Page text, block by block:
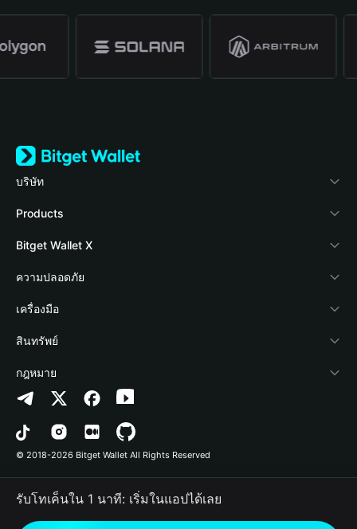
บริษัท
เกี่ยวกับ Bitget Wallet
Blog
Academy
ข่าวสารด้านคริปโต
ศูนย์ช่วยเหลือ
ติดต่อเรา
ทรัพยากรข้อมูลของแบรนด์
อาชีพ
Products
Crypto Card
Stablecoin Earn
Payfi Crypto
Crypto Swap API
Altcoin Season Index
Prediction Markets
DApp
RWA
Bitget Wallet X
นักพัฒนา
เชื่อมต่อ Wallet
Bitget Wallet Pay
ลิสต์โปรเจกต์
ความปลอดภัย
Protection Fund
เทคโนโลยีความปลอดภัย
เครื่องมือ
ซื้อคริปโต
การตรวจจับการอนุญาต
การตรวจจับสัญญา
การโอนเป็นชุด
สินทรัพย์
Arbitrum
Avalanche
Bitcoin
Polygon
กฎหมาย
นโยบายความเป็นส่วนตัว
ข้อตกลงในการใช้บริการ
© 2018-2026 Bitget Wallet All Rights Reserved
รับโทเค็นใน 1 นาที: เริ่มในแอปได้เลย